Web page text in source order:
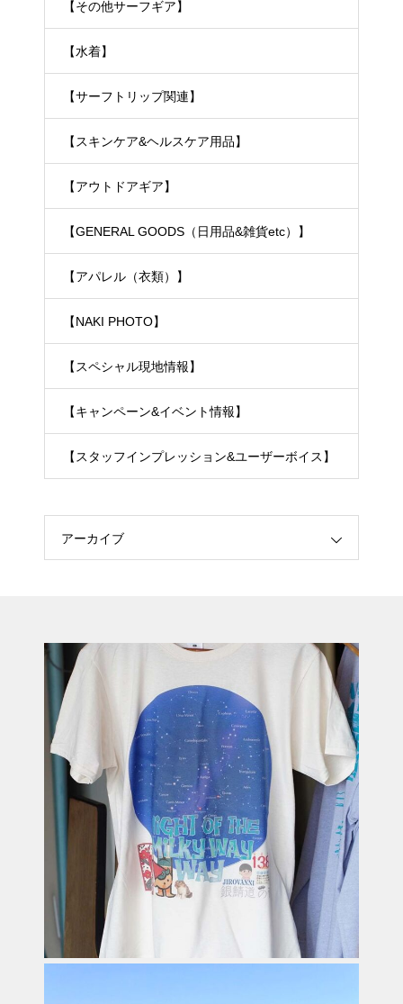
【その他サーフギア】
【水着】
【サーフトリップ関連】
【スキンケア&ヘルスケア用品】
【アウトドアギア】
【GENERAL GOODS（日用品&雑貨etc）】
【アパレル（衣類）】
【NAKI PHOTO】
【スペシャル現地情報】
【キャンペーン&イベント情報】
【スタッフインプレッション&ユーザーボイス】
アーカイブ